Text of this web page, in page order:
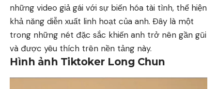
những video giả gái với sự biến hóa tài tình, thể hiện
khả năng diễn xuất linh hoạt của anh. Đây là một
trong những nét đặc sắc khiến anh trở nên gần gũi
và được yêu thích trên nền tảng này.
Hình ảnh Tiktoker Long Chun